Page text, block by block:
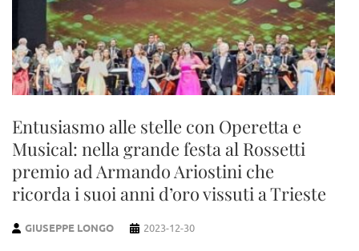
Entusiasmo alle stelle con Operetta e
Musical: nella grande festa al Rossetti
premio ad Armando Ariostini che
ricorda i suoi anni d’oro vissuti a Trieste
GIUSEPPE LONGO 2023-12-30